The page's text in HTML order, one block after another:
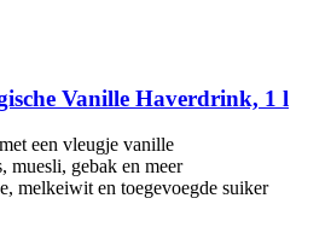
Vanille Haverdrink, 1 l
een vleugje vanille
muesli, gebak en meer
melkeiwit en toegevoegde suiker